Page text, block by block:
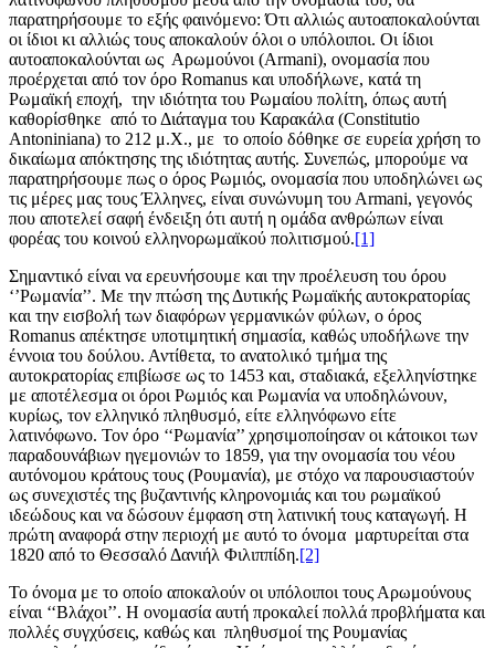
παρατηρήσουμε το εξής φαινόμενο: Ότι αλλιώς αυτοαποκαλούνται
οι ίδιοι κι αλλιώς τους αποκαλούν όλοι ο υπόλοιποι. Οι ίδιοι
αυτοαποκαλούνται ως Αρωμούνοι (Αrmani), ονομασία που
προέρχεται από τον όρο Romanus και υποδήλωνε, κατά τη
Ρωμαϊκή εποχή, την ιδιότητα του Ρωμαίου πολίτη, όπως αυτή
καθορίσθηκε από το Διάταγμα του Καρακάλα (Constitutio
Antoniniana) το 212 μ.Χ., με το οποίο δόθηκε σε ευρεία χρήση το
δικαίωμα απόκτησης της ιδιότητας αυτής. Συνεπώς, μπορούμε να
παρατηρήσουμε πως ο όρος Ρωμιός, ονομασία που υποδηλώνει ως
τις μέρες μας τους Έλληνες, είναι συνώνυμη του Αrmani, γεγονός
που αποτελεί σαφή ένδειξη ότι αυτή η ομάδα ανθρώπων είναι
φορέας του κοινού ελληνορωμαϊκού πολιτισμού.[1]
Σημαντικό είναι να ερευνήσουμε και την προέλευση του όρου
‘’Ρωμανία’’. Με την πτώση της Δυτικής Ρωμαϊκής αυτοκρατορίας
και την εισβολή των διαφόρων γερμανικών φύλων, ο όρος
Romanus απέκτησε υποτιμητική σημασία, καθώς υποδήλωνε την
έννοια του δούλου. Αντίθετα, το ανατολικό τμήμα της
αυτοκρατορίας επιβίωσε ως το 1453 και, σταδιακά, εξελληνίστηκε
με αποτέλεσμα οι όροι Ρωμιός και Ρωμανία να υποδηλώνουν,
κυρίως, τον ελληνικό πληθυσμό, είτε ελληνόφωνο είτε
λατινόφωνο. Τον όρο ‘‘Ρωμανία’’ χρησιμοποίησαν οι κάτοικοι των
παραδουνάβιων ηγεμονιών το 1859, για την ονομασία του νέου
αυτόνομου κράτους τους (Ρουμανία), με στόχο να παρουσιαστούν
ως συνεχιστές της βυζαντινής κληρονομιάς και του ρωμαϊκού
ιδεώδους και να δώσουν έμφαση στη λατινική τους καταγωγή. Η
πρώτη αναφορά στην περιοχή με αυτό το όνομα μαρτυρείται στα
1820 από το Θεσσαλό Δανιήλ Φιλιππίδη.[2]
Το όνομα με το οποίο αποκαλούν οι υπόλοιποι τους Αρωμούνους
είναι ‘‘Βλάχοι’’. Η ονομασία αυτή προκαλεί πολλά προβλήματα και
πολλές συγχύσεις, καθώς και πληθυσμοί της Ρουμανίας